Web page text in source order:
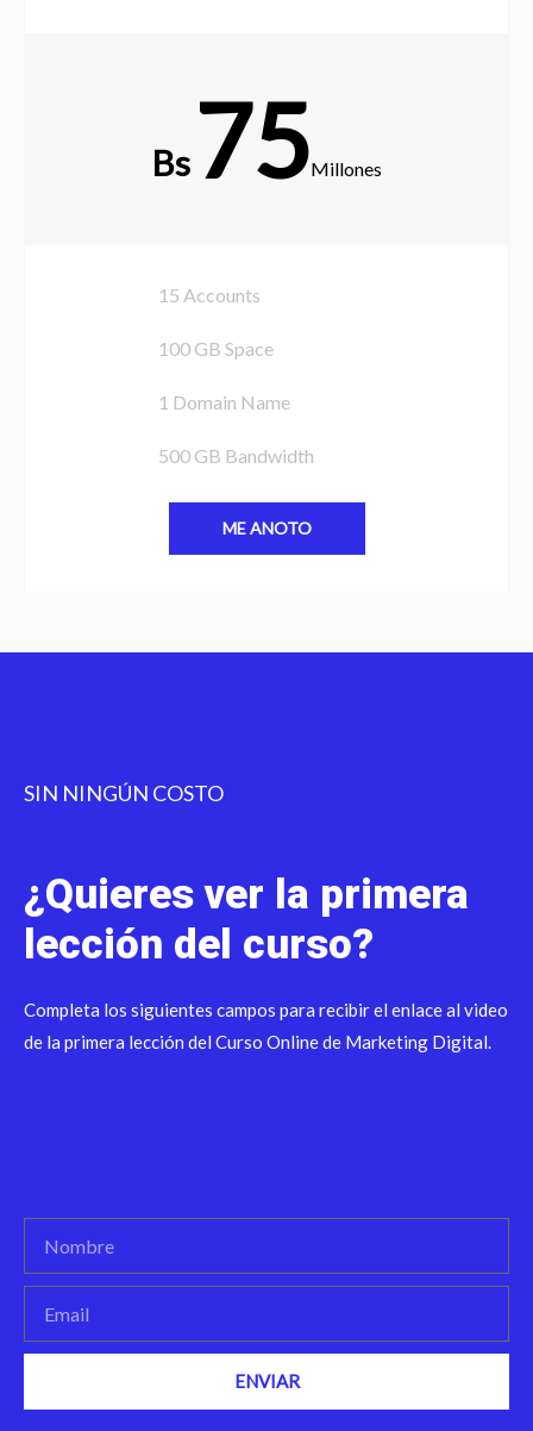
Bs 75Millones
15 Accounts
100 GB Space
1 Domain Name
500 GB Bandwidth
ME ANOTO
SIN NINGÚN COSTO
¿Quieres ver la primera
lección del curso?
Completa los siguientes campos para recibir el enlace al video
de la primera lección del Curso Online de Marketing Digital.
ENVIAR